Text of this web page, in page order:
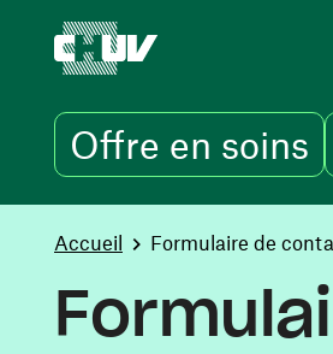
Offre en soins
You are here:
Accueil Formulaire de